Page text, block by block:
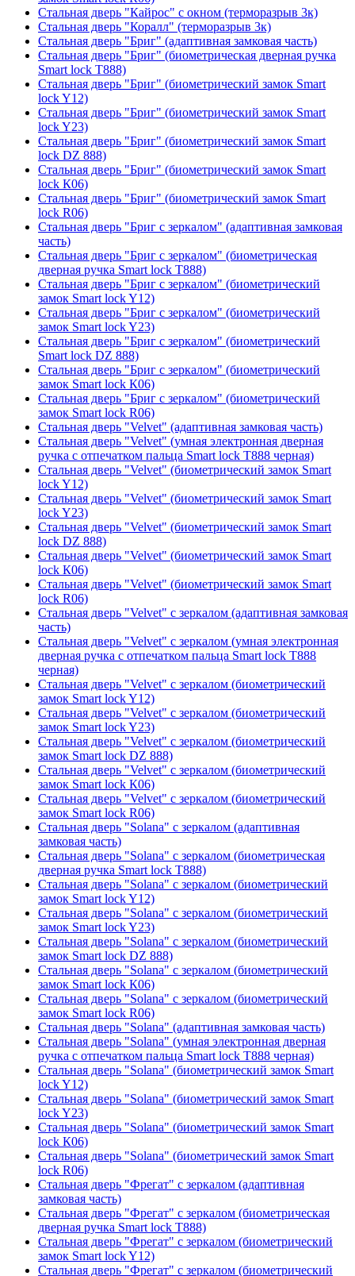
Стальная дверь "Кайрос" с окном (терморазрыв 3к)
Стальная дверь "Коралл" (терморазрыв 3к)
Стальная дверь "Бриг" (адаптивная замковая часть)
Стальная дверь "Бриг" (биометрическая дверная ручка
Smart lock T888)
Стальная дверь "Бриг" (биометрический замок Smart
lock Y12)
Стальная дверь "Бриг" (биометрический замок Smart
lock Y23)
Стальная дверь "Бриг" (биометрический замок Smart
lock DZ 888)
Стальная дверь "Бриг" (биометрический замок Smart
lock К06)
Стальная дверь "Бриг" (биометрический замок Smart
lock R06)
Стальная дверь "Бриг с зеркалом" (адаптивная замковая
часть)
Стальная дверь "Бриг с зеркалом" (биометрическая
дверная ручка Smart lock T888)
Стальная дверь "Бриг с зеркалом" (биометрический
замок Smart lock Y12)
Стальная дверь "Бриг с зеркалом" (биометрический
замок Smart lock Y23)
Стальная дверь "Бриг с зеркалом" (биометрический
Smart lock DZ 888)
Стальная дверь "Бриг с зеркалом" (биометрический
замок Smart lock К06)
Стальная дверь "Бриг с зеркалом" (биометрический
замок Smart lock R06)
Стальная дверь "Velvet" (адаптивная замковая часть)
Стальная дверь "Velvet" (умная электронная дверная
ручка с отпечатком пальца Smart lock T888 черная)
Стальная дверь "Velvet" (биометрический замок Smart
lock Y12)
Стальная дверь "Velvet" (биометрический замок Smart
lock Y23)
Стальная дверь "Velvet" (биометрический замок Smart
lock DZ 888)
Стальная дверь "Velvet" (биометрический замок Smart
lock К06)
Стальная дверь "Velvet" (биометрический замок Smart
lock R06)
Стальная дверь "Velvet" с зеркалом (адаптивная замковая
часть)
Стальная дверь "Velvet" с зеркалом (умная электронная
дверная ручка с отпечатком пальца Smart lock T888
черная)
Стальная дверь "Velvet" с зеркалом (биометрический
замок Smart lock Y12)
Стальная дверь "Velvet" с зеркалом (биометрический
замок Smart lock Y23)
Стальная дверь "Velvet" с зеркалом (биометрический
замок Smart lock DZ 888)
Стальная дверь "Velvet" с зеркалом (биометрический
замок Smart lock К06)
Стальная дверь "Velvet" с зеркалом (биометрический
замок Smart lock R06)
Стальная дверь "Solana" с зеркалом (адаптивная
замковая часть)
Стальная дверь "Solana" с зеркалом (биометрическая
дверная ручка Smart lock T888)
Стальная дверь "Solana" с зеркалом (биометрический
замок Smart lock Y12)
Стальная дверь "Solana" с зеркалом (биометрический
замок Smart lock Y23)
Стальная дверь "Solana" с зеркалом (биометрический
замок Smart lock DZ 888)
Стальная дверь "Solana" с зеркалом (биометрический
замок Smart lock К06)
Стальная дверь "Solana" с зеркалом (биометрический
замок Smart lock R06)
Стальная дверь "Solana" (адаптивная замковая часть)
Стальная дверь "Solana" (умная электронная дверная
ручка с отпечатком пальца Smart lock T888 черная)
Стальная дверь "Solana" (биометрический замок Smart
lock Y12)
Стальная дверь "Solana" (биометрический замок Smart
lock Y23)
Стальная дверь "Solana" (биометрический замок Smart
lock К06)
Стальная дверь "Solana" (биометрический замок Smart
lock R06)
Стальная дверь "Фрегат" с зеркалом (адаптивная
замковая часть)
Стальная дверь "Фрегат" с зеркалом (биометрическая
дверная ручка Smart lock T888)
Стальная дверь "Фрегат" с зеркалом (биометрический
замок Smart lock Y12)
Стальная дверь "Фрегат" с зеркалом (биометрический